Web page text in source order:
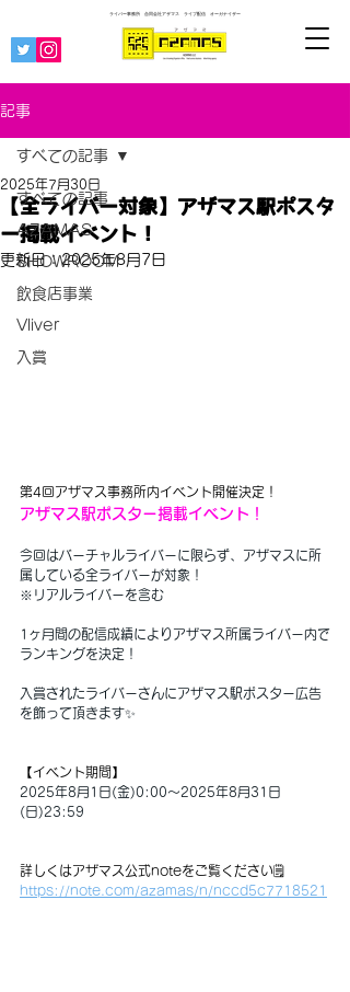
ライバー事務所 合同会社アザマス ライブ配信 オーガナイザー
記事
すべての記事
AZAMAS
SHOWROOM
飲食店事業
Vliver
入賞
すべての記事
【全ライバー対象】アザマス駅ポスタ
ー掲載イベント！
2025年7月30日
更新日：2025年8月7日
第4回アザマス事務所内イベント開催決定！
アザマス駅ポスター掲載イベント！
今回はバーチャルライバーに限らず、アザマスに所
属している全ライバーが対象！
※リアルライバーを含む
1ヶ月間の配信成績によりアザマス所属ライバー内で
ランキングを決定！
入賞されたライバーさんにアザマス駅ポスター広告
を飾って頂きます✨
【イベント期間】
2025年8月1日(金)0:00～2025年8月31日
(日)23:59
詳しくはアザマス公式noteをご覧ください🗒️
https://note.com/azamas/n/nccd5c7718521